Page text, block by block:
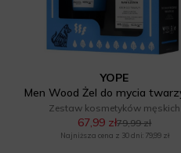
YOPE
Zestaw kosmetyków męskich
67,99 zł79,99 zł
Najniższa cena z 30 dni: 79,99 zł